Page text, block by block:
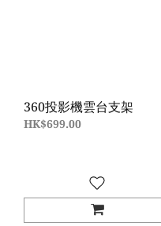
360投影機雲台支架
HK$699.00